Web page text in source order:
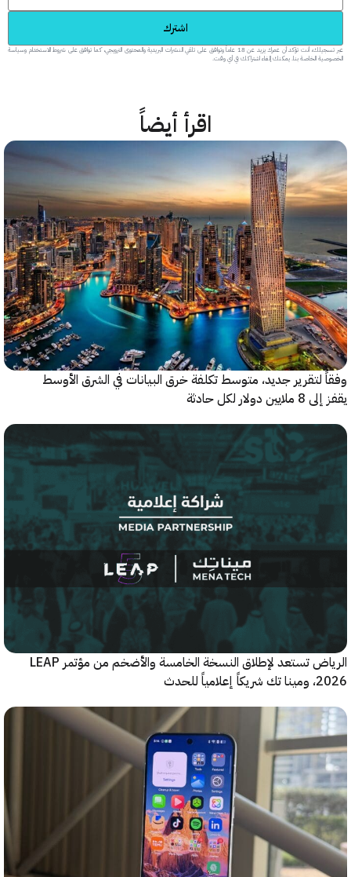
عبر تسجيلك، أنت تؤكد أن عمرك يزيد عن 18 عاماً وتوافق على تلقي النشرات البريدية والمحتوى الترويجي، كما توافق على شروط الاستخدام وسياسة
الخاصة بنا. يمكنك إلغاء اشتراكك في أي وقت.
اقرأ أيضاً
جديد، متوسط تكلفة خرق البيانات في الشرق الأوسط
لكل حادثة
الرياض تستعد لإطلاق النسخة الخامسة والأضخم من مؤتمر LEAP
للحدث